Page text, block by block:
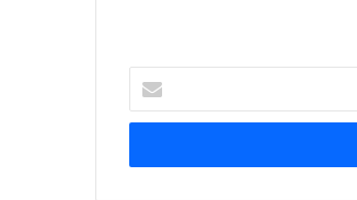
correo